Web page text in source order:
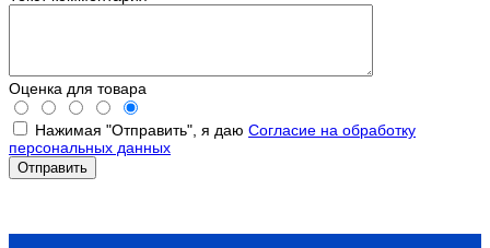
Оценка для товара
Нажимая "Отправить", я даю Согласие на обработку
персональных данных